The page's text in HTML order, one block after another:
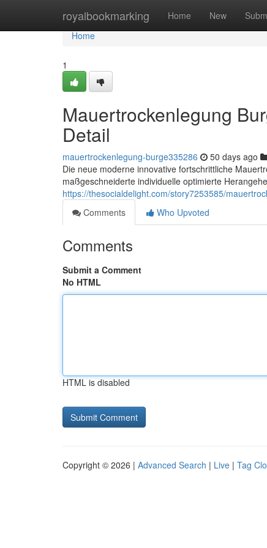
royalbookmarking Home New
Home
Home
1
Mauertrockenlegung
Detail
mauertrockenlegung-burge335286 50 days ago
Die neue moderne innovative fortschrittliche
maßgeschneiderte individuelle optimierte
https://thesocialdelight.com/story7253585/
Comments
Who Upvoted
Comments
Submit a Comment
No HTML
HTML is disabled
Copyright © 2026 | Advanced Search | Live | Tag